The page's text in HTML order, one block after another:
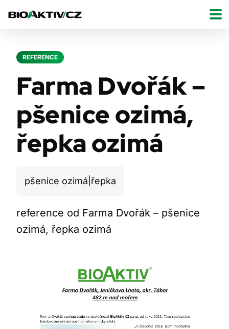
REFERENCE
Farma Dvořák –
pšenice ozimá,
řepka ozimá
pšenice ozimá|řepka
reference od Farma Dvořák – pšenice
ozimá, řepka ozimá